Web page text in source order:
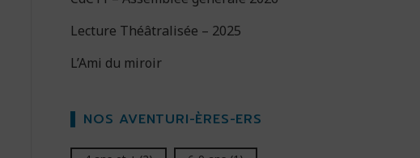
Lecture Théâtralisée – 2025
L’Ami du miroir
NOS AVENTURI-ÈRES-ERS